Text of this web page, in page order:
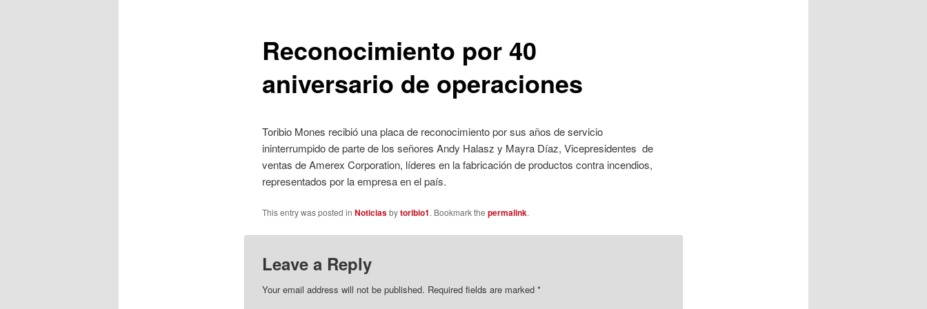
Reconocimiento por 40
aniversario de operaciones
Toribio Mones recibió una placa de reconocimiento por sus años de servicio
ininterrumpido de parte de los señores Andy Halasz y Mayra Díaz, Vicepresidentes de
ventas de Amerex Corporation, líderes en la fabricación de productos contra incendios,
representados por la empresa en el país.
This entry was posted in Noticiasbytoribio1. Bookmark the permalink.
Leave a Reply
Your email address will not be published. Required fields are marked *